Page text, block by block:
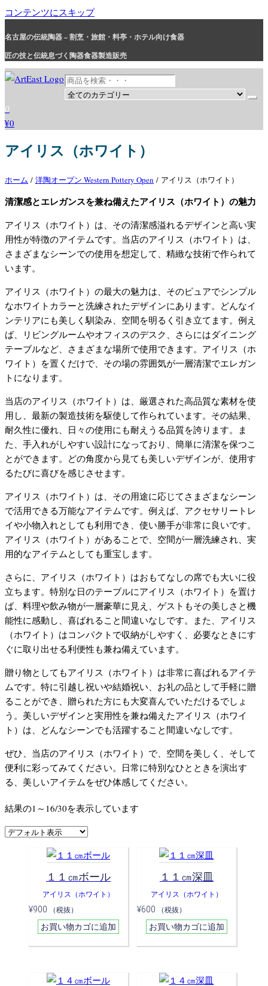
コンテンツにスキップ
名古屋の伝統陶器 – 割烹・旅館・料亭・ホテル向け食器
匠の技と伝統息づく陶器食器製造販売
和食器・洋食器通販｜割烹・旅館・料亭・ホテル等業務用卸販売
業務用から個人用まで、おしゃれでかわいい和食器・洋食器はま
とめ買いがお得です。
0
¥0
アイリス（ホワイト）
ホーム / 洋陶オープン Western Pottery Open / アイリス（ホワイト）
清潔感とエレガンスを兼ね備えたアイリス（ホワイト）の魅力
アイリス（ホワイト）は、その清潔感溢れるデザインと高い実
用性が特徴のアイテムです。当店のアイリス（ホワイト）は、
さまざまなシーンでの使用を想定して、精緻な技術で作られて
います。
アイリス（ホワイト）の最大の魅力は、そのピュアでシンプル
なホワイトカラーと洗練されたデザインにあります。どんなイ
ンテリアにも美しく馴染み、空間を明るく引き立てます。例え
ば、リビングルームやオフィスのデスク、さらにはダイニング
テーブルなど、さまざまな場所で使用できます。アイリス（ホ
ワイト）を置くだけで、その場の雰囲気が一層清潔でエレガン
トになります。
当店のアイリス（ホワイト）は、厳選された高品質な素材を使
用し、最新の製造技術を駆使して作られています。その結果、
耐久性に優れ、日々の使用にも耐えうる品質を誇ります。ま
た、手入れがしやすい設計になっており、簡単に清潔を保つこ
とができます。どの角度から見ても美しいデザインが、使用す
るたびに喜びを感じさせます。
アイリス（ホワイト）は、その用途に応じてさまざまなシーン
で活用できる万能なアイテムです。例えば、アクセサリートレ
イや小物入れとしても利用でき、使い勝手が非常に良いです。
アイリス（ホワイト）があることで、空間が一層洗練され、実
用的なアイテムとしても重宝します。
さらに、アイリス（ホワイト）はおもてなしの席でも大いに役
立ちます。特別な日のテーブルにアイリス（ホワイト）を置け
ば、料理や飲み物が一層豪華に見え、ゲストもその美しさと機
能性に感動し、喜ばれること間違いなしです。また、アイリス
（ホワイト）はコンパクトで収納がしやすく、必要なときにす
ぐに取り出せる利便性も兼ね備えています。
贈り物としてもアイリス（ホワイト）は非常に喜ばれるアイテ
ムです。特に引越し祝いや結婚祝い、お礼の品として手軽に贈
ることができ、贈られた方にも大変喜んでいただけるでしょ
う。美しいデザインと実用性を兼ね備えたアイリス（ホワイ
ト）は、どんなシーンでも活躍すること間違いなしです。
ぜひ、当店のアイリス（ホワイト）で、空間を美しく、そして
便利に彩ってみてください。日常に特別なひとときを演出す
る、美しいアイテムをぜひ体感してください。
結果の1～16/30を表示しています
１１㎝ボール
アイリス（ホワイト）
¥900 （税抜）
お買い物カゴに追加
１１㎝深皿
アイリス（ホワイト）
¥600 （税抜）
お買い物カゴに追加